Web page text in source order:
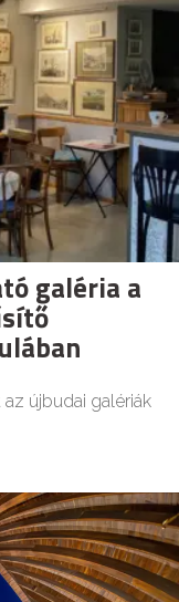
galéria a
újbudai galériák